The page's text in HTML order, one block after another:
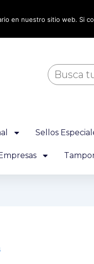
Buscar
Sellos
en nuestro sitio web. Si